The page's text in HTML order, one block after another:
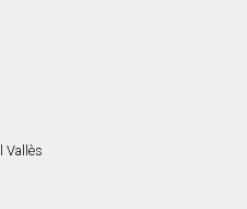
Vallès